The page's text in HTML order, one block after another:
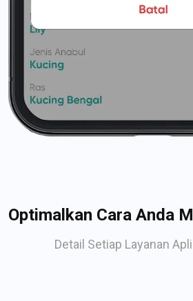
Optimalkan Cara Anda
Detail Setiap Layanan